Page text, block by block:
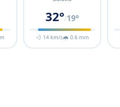
32°/19°
💨 14 km/s🌧 0.6 mm